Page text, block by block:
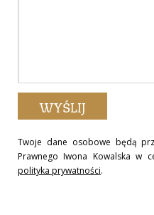
Twoje dane osobowe będą
Prawnego Iwona Kowalska w
polityka prywatności.